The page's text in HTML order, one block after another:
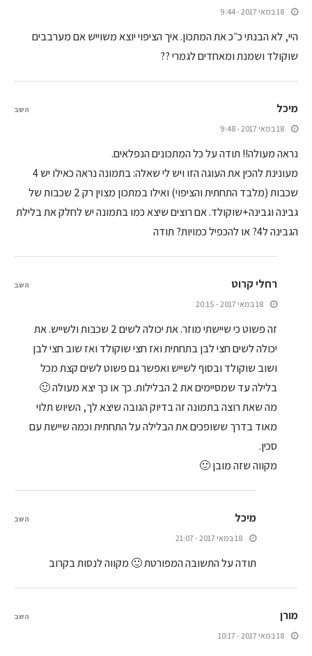
18 במאי 2017 - 9:44
היי, לא הבנתי כ״כ את המתכון. איך הציפוי יוצא משוייש אם מערבבים
שוקולד ושמנת ומאחדים לגמרי ??
מיכל
18 במאי 2017 - 9:48
נראה מעולה!! תודה על כל המתכונים הנפלאים.
מעונינת להכין את העוגה הזו ויש לי שאלה: בתמונה נראה כאילו יש 4
שכבות (מלבד התחתית והציפוי) ואילו במתכון מצוין רק 2 שכבות של
גבינה וגבינה+שוקולד. אם רוצים שיצא כמו בתמונה יש לחלק את בלילת
הגבינה ל4? או להכפיל כמויות? תודה
השב
רחלי קרוט
18 במאי 2017 - 20:15
זה פשוט כי שיישתי מוזר. את יכולה לשים 2 שכבות ולשייש. את
יכולה לשים חצי לבן בתחתית ואז חצי שוקולד ואז שוב חצי לבן
ושוב שוקולד ובסוף לשייש ואפשר גם פשוט לשים קצת מכל
בלילה עד שמסיימים את 2 הבלילות. כך או כך יצא מעולה 🙂
מה שאת רוצה בתמונה זה בדיוק הגובה שיצא לך, השיוש תלוי
מאוד בדרך ששופכים את הבלילה על התחתית וכמה שיישת עם
סכין.
מקווה שזה מובן 🙂
השב
מיכל
18 במאי 2017 - 21:07
תודה על התשובה המפורטת 🙂 מקווה לנסות בקרוב
השב
מורן
18 במאי 2017 - 10:17
השב